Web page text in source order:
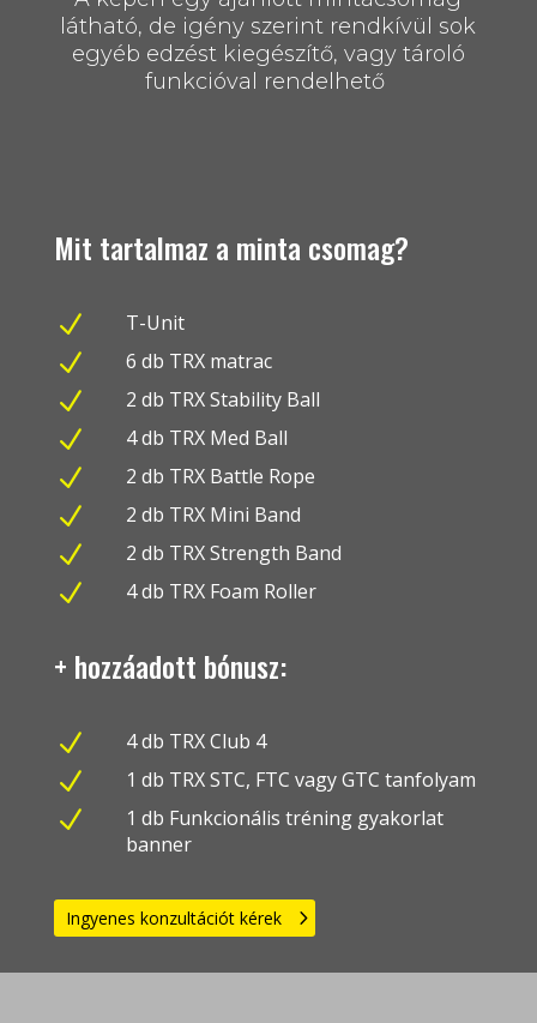
látható, de igény szerint rendkívül sok
egyéb edzést kiegészítő, vagy tároló
funkcióval rendelhető
Mit tartalmaz a minta csomag?
N T-Unit
N 6 db TRX matrac
N 2 db TRX Stability Ball
N 4 db TRX Med Ball
N 2 db TRX Battle Rope
N 2 db TRX Mini Band
N 2 db TRX Strength Band
N 4 db TRX Foam Roller
+ hozzáadott bónusz:
N 4 db TRX Club 4
N 1 db TRX STC, FTC vagy GTC tanfolyam
N
1 db Funkcionális tréning gyakorlat
banner
Ingyenes konzultációt kérek